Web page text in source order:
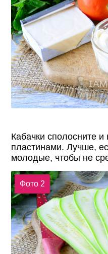
Кабачки сполосните и
пластинами. Лучше,
молодые, чтобы не
Фото 2